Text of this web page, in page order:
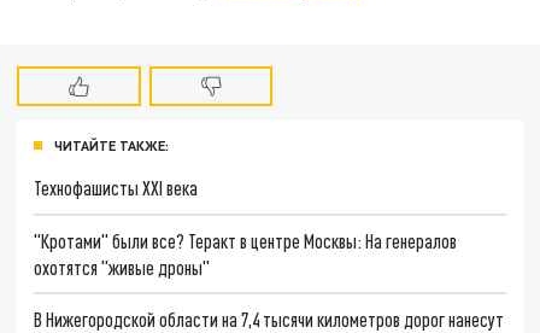
ЧИТАЙТЕ ТАКЖЕ:
Технофашисты XXI века
"Кротами" были все? Теракт в центре Москвы: На генералов
охотятся "живые дроны"
В Нижегородской области на 7,4 тысячи километров дорог нанесут